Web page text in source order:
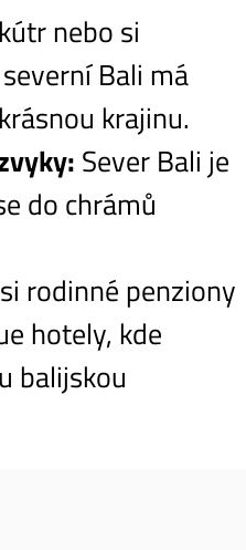
nebo si
Bali má
krajinu.
Sever Bali je
do chrámů
rodinné penziony
hotely, kde
balijskou